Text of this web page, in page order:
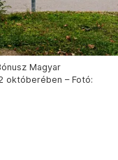
Magyar
októberében – Fotó: